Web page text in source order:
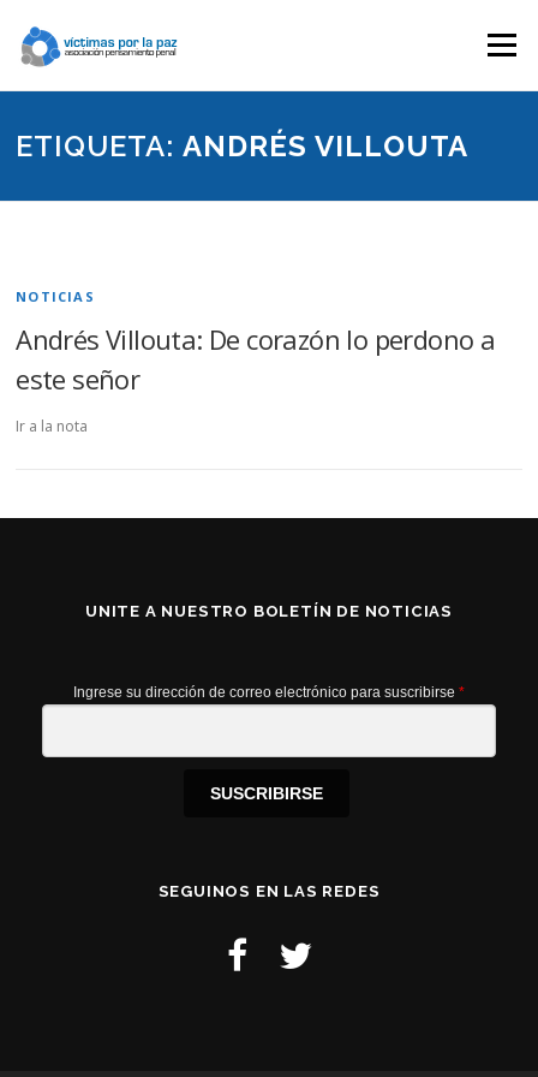
contenido
Menú
ETIQUETA:ANDRÉS VILLOUTA
NOTICIAS
Andrés Villouta: De corazón lo perdono a
este señor
Ir a la nota
UNITE A NUESTRO BOLETÍN DE NOTICIAS
Ingrese su dirección de correo electrónico para suscribirse *
SUSCRIBIRSE
SEGUINOS EN LAS REDES